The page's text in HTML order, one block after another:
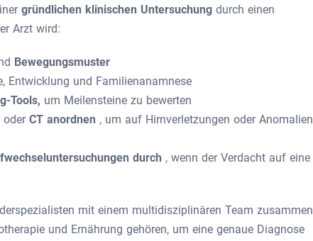
gründlichen klinischen Untersuchung durch einen
Arzt wird:
Bewegungsmuster
Entwicklung und Familienanamnese
Tools, um Meilensteine zu bewerten
oder CT anordnen , um auf Hirnverletzungen oder Anomalien
durch , wenn der Verdacht auf eine
mit einem multidisziplinären Team
und Ernährung gehören, um eine genaue Diagnose